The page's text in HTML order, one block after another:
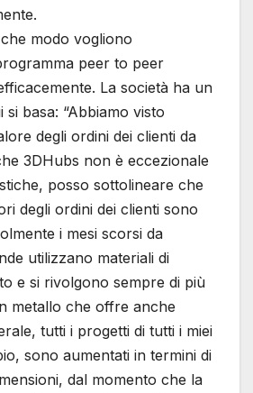
modo vogliono
peer to peer
La società ha un
basa: “Abbiamo visto
degli ordini dei clienti da
3DHubs non è eccezionale
posso sottolineare che
degli ordini dei clienti sono
i mesi scorsi da
utilizzano materiali di
e si rivolgono sempre di più
metallo che offre anche
tutti i progetti di tutti i miei
sono aumentati in termini di
dal momento che la